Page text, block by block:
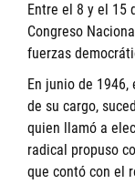
Entre el 8 y el 15
Congreso
fuerzas
En junio de
de su cargo,
quien llamó a
radical propuso
que contó con el